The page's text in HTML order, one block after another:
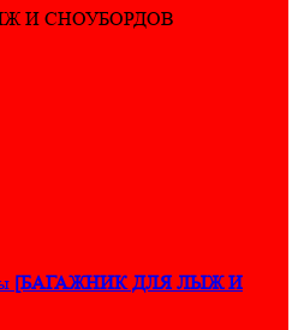
И СНОУБОРДОВ
[БАГАЖНИК ДЛЯ ЛЫЖ И